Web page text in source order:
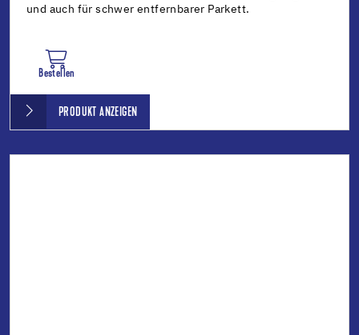
und auch für schwer entfernbarer Parkett.
Bestellen
PRODUKT ANZEIGEN